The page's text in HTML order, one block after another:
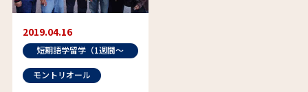
2019.04.16
短期語学留学（1週間～
モントリオール